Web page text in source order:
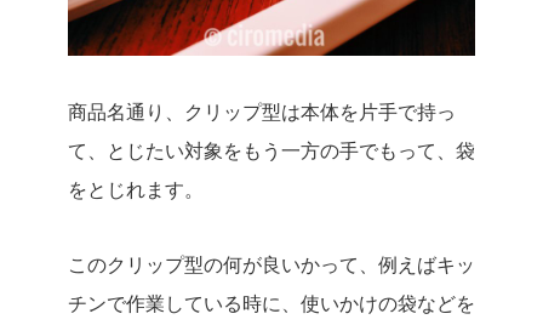
商品名通り、クリップ型は本体を片手で持っ
て、とじたい対象をもう一方の手でもって、袋
をとじれます。
このクリップ型の何が良いかって、例えばキッ
チンで作業している時に、使いかけの袋などを